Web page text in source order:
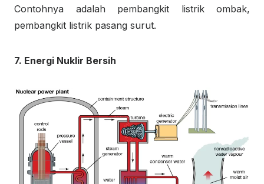
Contohnya adalah pembangkit listrik ombak,
pembangkit listrik pasang surut.
7. Energi Nuklir Bersih